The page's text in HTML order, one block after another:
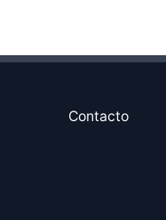
Contacto